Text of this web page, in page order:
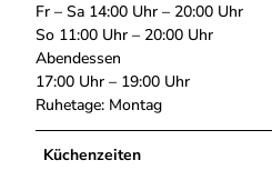
Fr – Sa 14:00 Uhr – 20:00 Uhr
So 11:00 Uhr – 20:00 Uhr
Abendessen
17:00 Uhr – 19:00 Uhr
Ruhetage: Montag
Küchenzeiten